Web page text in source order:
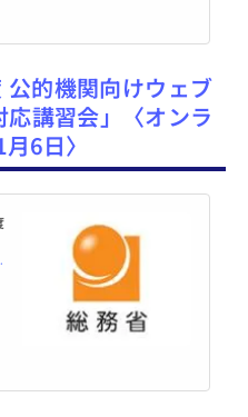
的機関向けウェブ
講習会」〈オンラ
6日〉